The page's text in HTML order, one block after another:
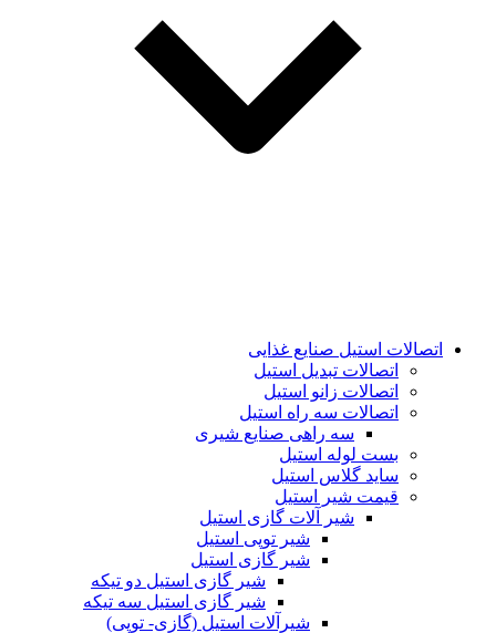
اتصالات استیل صنایع غذایی
اتصالات تبدیل استیل
اتصالات زانو استیل
اتصالات سه راه استیل
سه راهی صنایع شیری
بست لوله استیل
ساید گلاس استیل
قیمت شیر استیل
شیر آلات گازی استیل
شیر توپی استیل
شیر گازی استیل
شیر گازی استیل دو تیکه
شیر گازی استیل سه تیکه
شیرآلات استیل (گازی- توپی)